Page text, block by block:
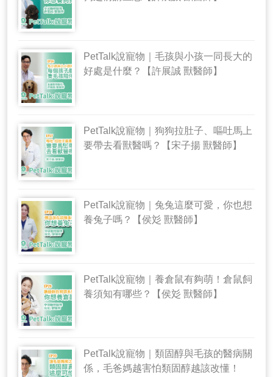
PetTalk說寵物｜毛孩與小孩一同長大的
好處是什麼？【許展誠 獸醫師】
PetTalk說寵物｜狗狗拉肚子、嘔吐馬上
要帶去看獸醫嗎？【宋子揚 獸醫師】
PetTalk說寵物｜兔兔這麼可愛，你也想
養兔子嗎？【侯彣 獸醫師】
PetTalk說寵物｜養倉鼠有夠萌！倉鼠飼
養須知有哪些？【侯彣 獸醫師】
PetTalk說寵物｜類固醇與毛孩的醫病關
係，毛爸媽越害怕類固醇越該改懂！